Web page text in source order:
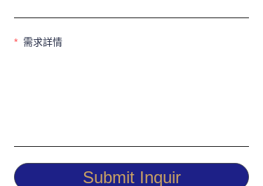
需求詳情
Submit Inquir